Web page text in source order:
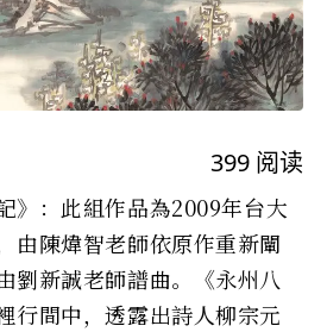
399 阅读
》：此組作品為2009年台大
由陳煒智老師依原作重新闡
劉新誠老師譜曲。《永州八
行間中，透露出詩人柳宗元